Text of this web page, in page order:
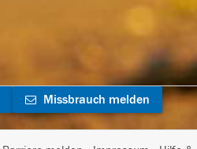
Missbrauch melden